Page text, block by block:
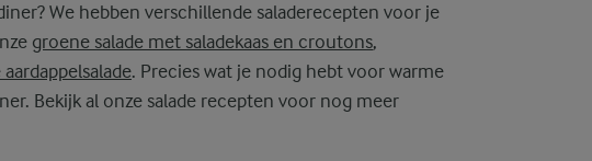
We hebben verschillende saladerecepten voor je
groene salade met saladekaas en croutons,
. Precies wat je nodig hebt voor warme
Bekijk al onze salade recepten voor nog meer